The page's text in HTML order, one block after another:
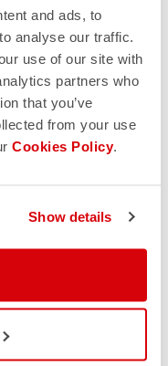
and ads, to
analyse our traffic.
use of our site with
partners who
that you’ve
from your use
Cookies Policy.
Show details